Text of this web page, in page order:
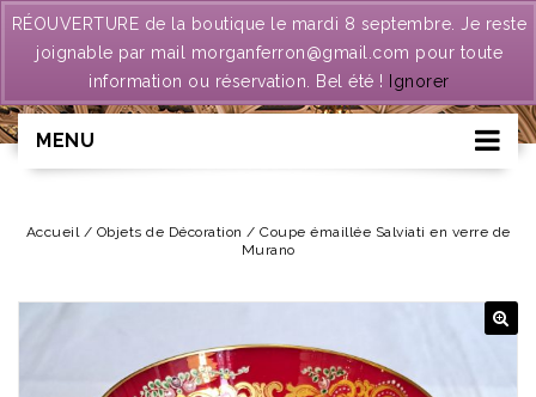
MENU
Accueil/ Objets de Décoration / Coupe émaillée Salviati en verre de
Murano
RÉOUVERTURE de la boutique le mardi 8 septembre. Je reste
joignable par mail morganferron@gmail.com pour toute
information ou réservation. Bel été !
Ignorer